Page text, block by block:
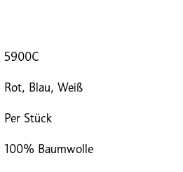
5900C
Rot, Blau, Weiß
Per Stück
100% Baumwolle